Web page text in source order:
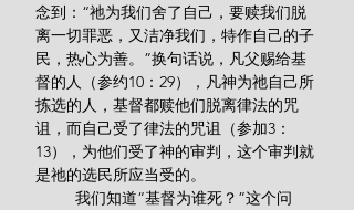
念到：“祂为我们舍了自己，要赎我们脱
离一切罪恶，又洁净我们，特作自己的子
民，热心为善。”换句话说，凡父赐给基
督的人（参约10：29），凡神为祂自己所
拣选的人，基督都赎他们脱离律法的咒
诅，而自己受了律法的咒诅（参加3：
13），为他们受了神的审判，这个审判就
是祂的选民所应当受的。